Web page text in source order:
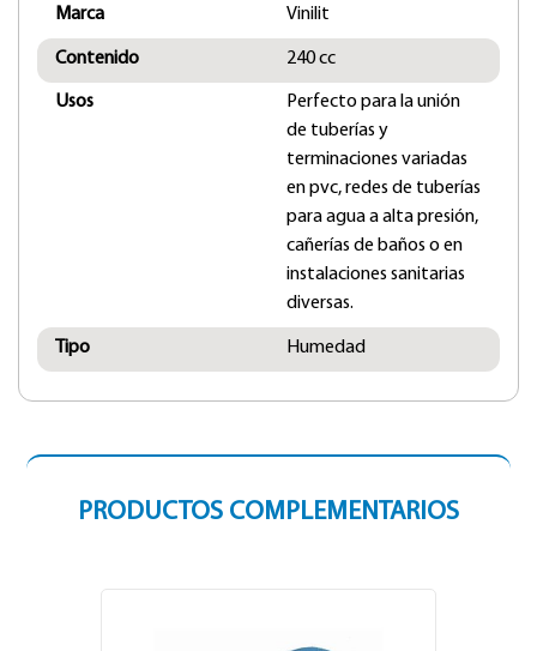
Marca Vinilit
Contenido 240 cc
Usos
Perfecto para la unión
de tuberías y
terminaciones variadas
en pvc, redes de tuberías
para agua a alta presión,
cañerías de baños o en
instalaciones sanitarias
diversas.
Tipo Humedad
PRODUCTOS COMPLEMENTARIOS